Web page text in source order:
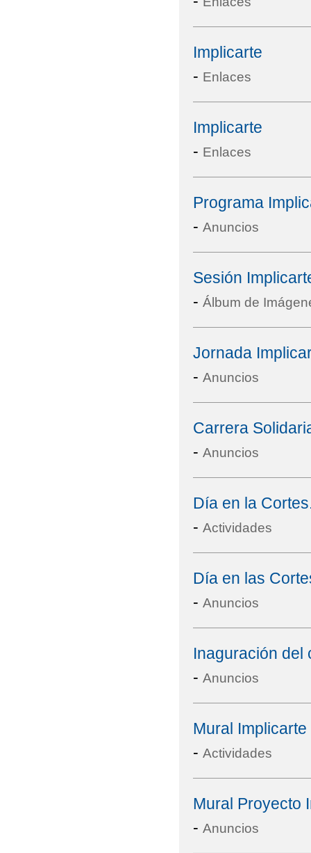
Implicarte
- Enlaces
Implicarte
- Enlaces
Programa
- Anuncios
Sesión
- Álbum de
Jornada
- Anuncios
Carrera
- Anuncios
Día en la
- Actividades
Día en las
- Anuncios
Inaguración del
- Anuncios
Mural
- Actividades
Mural Proyecto
- Anuncios